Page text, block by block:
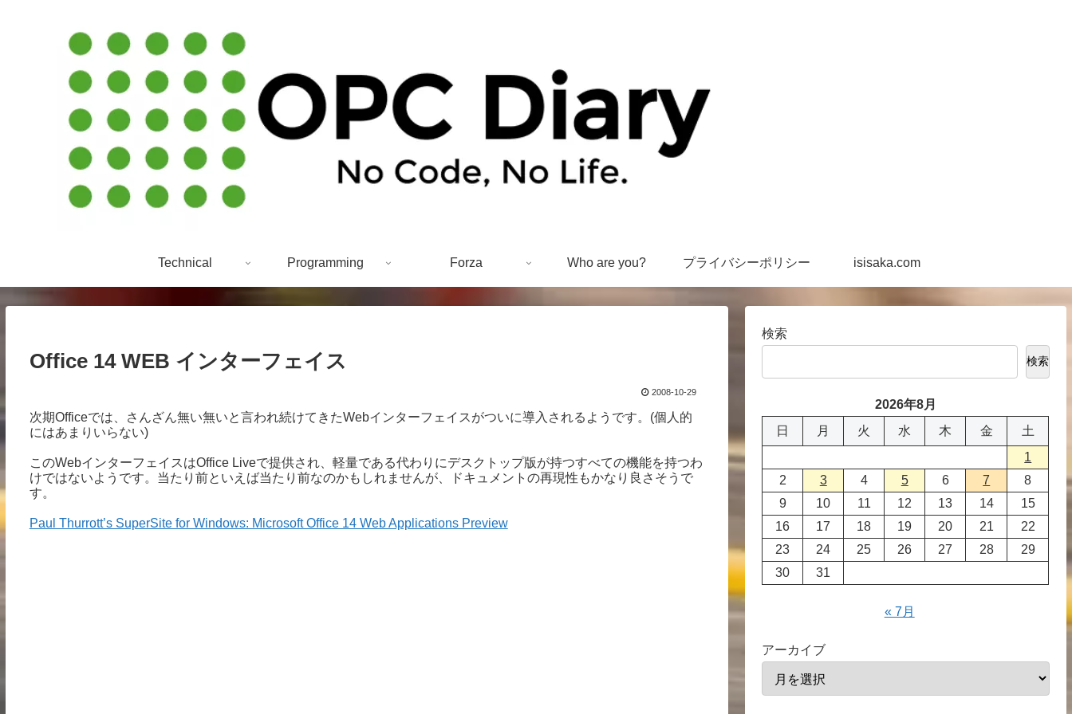
Technical Programming Forza Who are you? プライバシーポリシー isisaka.com
Office 14 WEB インターフェイス
2008-10-29
次期Officeでは、さんざん無い無いと言われ続けてきたWebインターフェイスがついに導入されるようです。(個人的
にはあまりいらない)
このWebインターフェイスはOffice Liveで提供され、軽量である代わりにデスクトップ版が持つすべての機能を持つわ
けではないようです。当たり前といえば当たり前なのかもしれませんが、ドキュメントの再現性もかなり良さそうで
す。
Paul Thurrott’s SuperSite for Windows: Microsoft Office 14 Web Applications Preview
検索
検索
2026年8月
日
月 火 水 木 金
土
1
2
3 4 5 6 7
8
9
10 11 12 13 14
15
16
17 18 19 20 21
22
23
24 25 26 27 28
29
30
31
« 7月
アーカイブ